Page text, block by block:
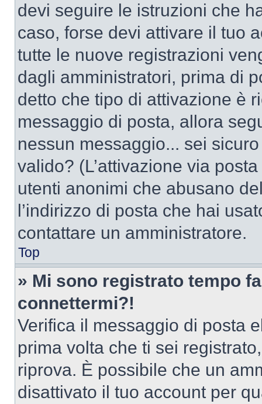
devi seguire le istruzioni che
caso, forse devi attivare il tuo
tutte le nuove registrazioni
dagli amministratori, prima di
detto che tipo di attivazione è
messaggio di posta, allora
nessun messaggio... sei
valido? (L’attivazione via
utenti anonimi che abusano
l’indirizzo di posta che hai
contattare un amministratore.
Top
» Mi sono registrato tempo
connettermi?!
Verifica il messaggio di posta
prima volta che ti sei
riprova. È possibile che un
disattivato il tuo account per